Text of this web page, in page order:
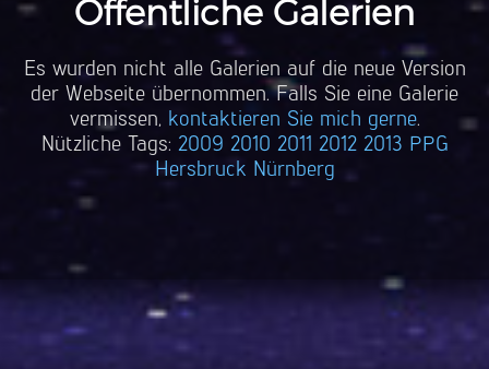
Öffentliche Galerien
Es wurden nicht alle Galerien auf die neue Version
der Webseite übernommen. Falls Sie eine Galerie
vermissen, kontaktieren Sie mich gerne.
Nützliche Tags: 2009 2010 2011 2012 2013 PPG
Hersbruck Nürnberg